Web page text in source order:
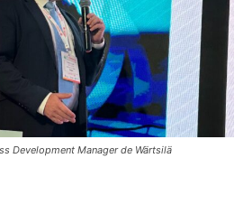
Development Manager de Wärtsilä